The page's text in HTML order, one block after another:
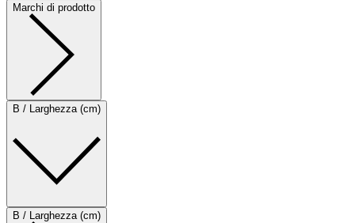
Marchi di prodotto
B / Larghezza (cm)
B / Larghezza (cm)